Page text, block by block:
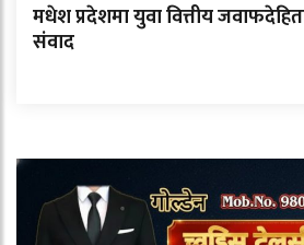
मधेश प्रदेशमा युवा वित्तीय
संवाद